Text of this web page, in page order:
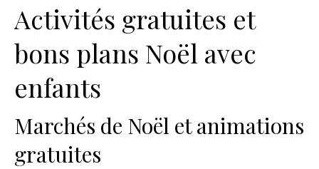
Activités gratuites et
bons plans Noël avec
enfants
Marchés de Noël et animations
gratuites